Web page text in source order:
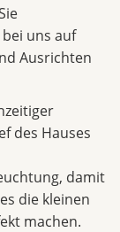
uns auf
Ausrichten
des Hauses
damit
die kleinen
machen.